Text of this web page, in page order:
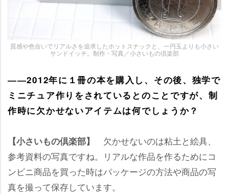
質感や色合いでリアルさを追求したホットスナックと、一円玉よりも小さい
サンドイッチ。制作・写真／小さいもの倶楽部
――2012年に１冊の本を購入し、その後、独学で
ミニチュア作りをされているとのことですが、制
作時に欠かせないアイテムは何でしょうか？
【小さいもの倶楽部】
欠かせないのは粘土と絵具、
参考資料の写真ですね。リアルな作品を作るためにコ
ンビニ商品を買った時はパッケージの方法や商品の写
真を撮って保存しています。